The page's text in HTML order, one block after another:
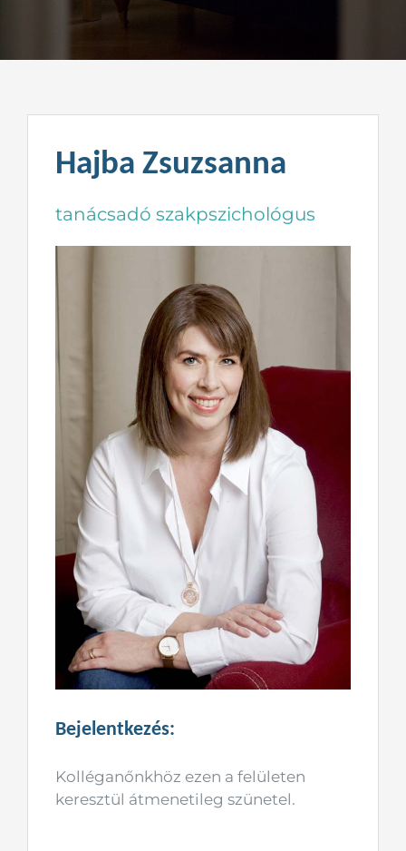
Kapcsolat
Hajba Zsuzsanna
tanácsadó szakpszichológus
Bejelentkezés:
Kolléganőnkhöz ezen a felületen
keresztül átmenetileg szünetel.